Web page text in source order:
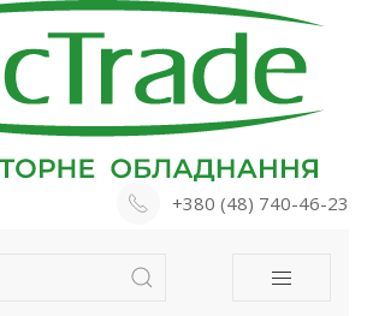
+380 (48) 740-46-23